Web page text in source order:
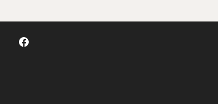
Facebook